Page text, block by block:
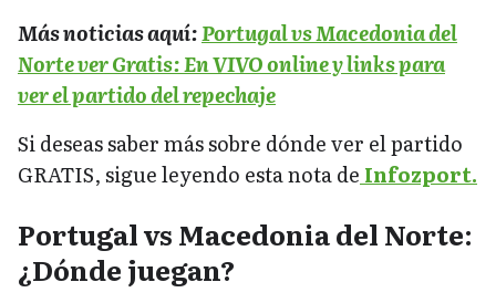
Más noticias aquí:Portugal vs Macedonia del
Norte ver Gratis: En VIVO online y links para
ver el partido del repechaje
Si deseas saber más sobre dónde ver el partido
GRATIS, sigue leyendo esta nota de Infozport.
Portugal vs Macedonia del Norte:
¿Dónde juegan?